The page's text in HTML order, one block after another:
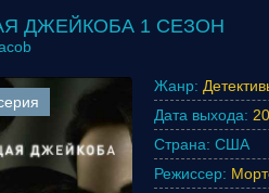
ДЖЕЙКОБА 1 СЕЗОН
Жанр:
Дата выхода:
Страна: США
Режиссер: